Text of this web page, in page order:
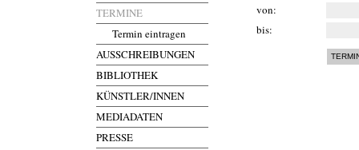
TERMINE
Termin eintragen
AUSSCHREIBUNGEN
BIBLIOTHEK
KÜNSTLER/INNEN
MEDIADATEN
PRESSE
von
bis